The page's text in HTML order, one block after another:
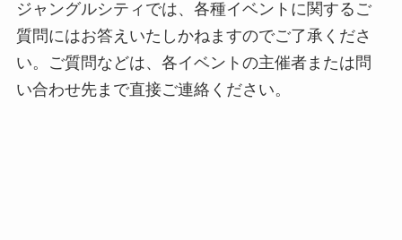
ジャングルシティでは、各種イベントに関するご
質問にはお答えいたしかねますのでご了承くださ
い。ご質問などは、各イベントの主催者または問
い合わせ先まで直接ご連絡ください。